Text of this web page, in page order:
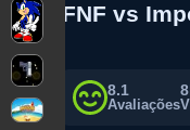
FNF vs
8.1
Avaliações